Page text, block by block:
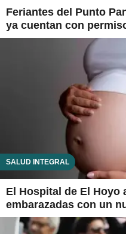
Feriantes del Punto
ya cuentan con
SALUD INTEGRAL
El Hospital de El Hoyo
embarazadas con un